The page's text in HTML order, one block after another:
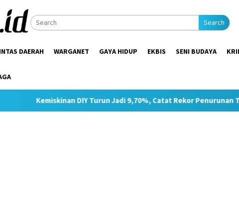
Search
DAERAH WARGANET GAYA HIDUP EKBIS SENI BUDAYA
DIY Turun Jadi 9,70%, Catat Rekor Penurunan Tertinggi di Jawa